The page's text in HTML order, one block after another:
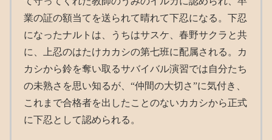
業の証の額当てを送られて晴れて下忍になる。下忍
になったナルトは、うちはサスケ、春野サクラと共
に、上忍のはたけカカシの第七班に配属される。カ
カシから鈴を奪い取るサバイバル演習では自分たち
の未熟さを思い知るが、“仲間の大切さ”に気付き、
これまで合格者を出したことのないカカシから正式
に下忍として認められる。